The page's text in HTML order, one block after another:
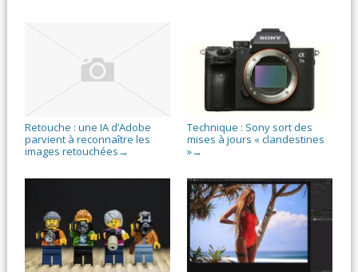
Retouche : une IA d’Adobe
parvient à reconnaître les
images retouchées →
Technique : Sony sort des
mises à jours « clandestines
»→